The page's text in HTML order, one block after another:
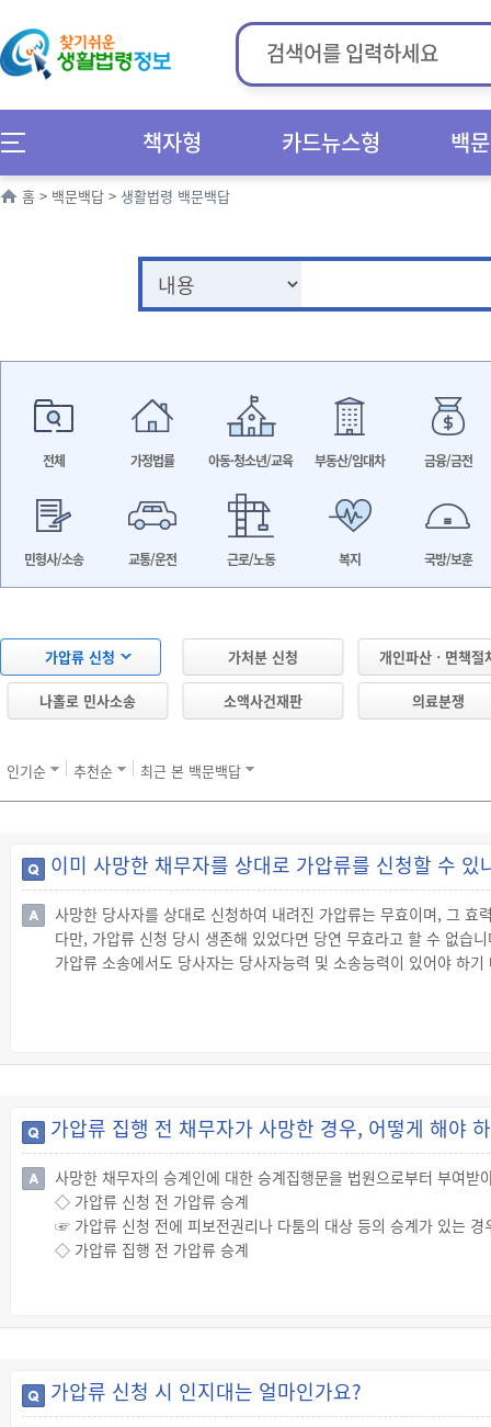
책자형 카드뉴스형 백
홈 > 백문백답 > 생활법령 백문백답
전체 가정법률 아동·청소년/교육 부동산/임대차 금융/금전
민형사/소송 교통/운전 근로/노동 복지 국방/보훈
가압류 신청 가처분 신청 개인파산ㆍ면책절
나홀로 민사소송 소액사건재판 의료분쟁
인기순 추천순 최근 본 백문백답
이미 사망한 채무자를 상대로 가압류를 신청할 수 있
사망한 당사자를 상대로 신청하여 내려진 가압류는 무효이며, 그 효
다만, 가압류 신청 당시 생존해 있었다면 당연 무효라고 할 수 없습
가압류 소송에서도 당사자는 당사자능력 및 소송능력이 있어야 하기
가압류 집행 전 채무자가 사망한 경우, 어떻게 해야
사망한 채무자의 승계인에 대한 승계집행문을 법원으로부터 부여받
◇ 가압류 신청 전 가압류 승계
☞ 가압류 신청 전에 피보전권리나 다툼의 대상 등의 승계가 있는
◇ 가압류 집행 전 가압류 승계
가압류 신청 시 인지대는 얼마인가요?